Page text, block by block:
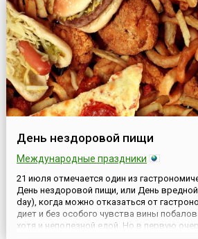
День нездоровой пищи
Международные праздники
21 июля отмечается один из
День нездоровой пищи, или День
day), когда можно отказаться от
диет и без особого чувства вины
хотя и неполезной едой. Но в первую